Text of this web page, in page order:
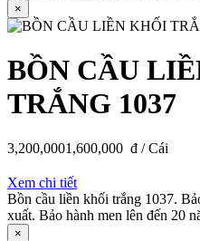
×
BỒN CẦU
TRẮNG 1037
3,200,0001,600,000 đ / Cái
Xem chi tiết
Bồn cầu liền khối trắng 1037.
xuất. Bảo hành men lên đến 20
×